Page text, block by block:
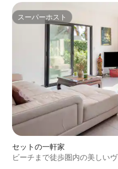
スーパーホスト
スーパーホスト
セットの一軒家
ビーチまで徒歩圏内の美しい